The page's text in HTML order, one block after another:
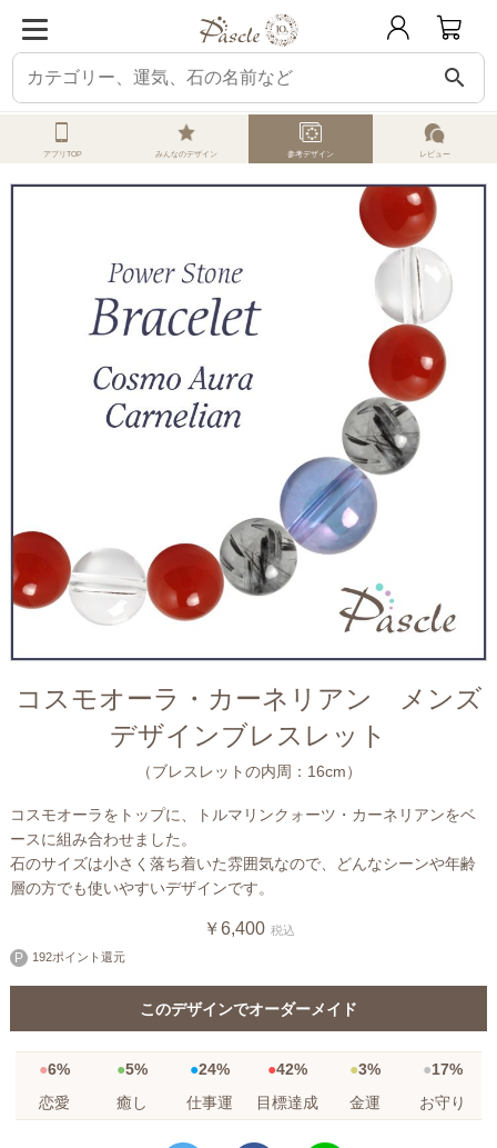
search
ホーム オーダーメイド 参考デザイン コスモオーラ コスモオーラ・カ
アプリTOP みんなのデザイン 参考デザイン レビュー
コスモオーラ・カーネリアン メンズ
デザインブレスレット
（ブレスレットの内周：16cm）
コスモオーラをトップに、トルマリンクォーツ・カーネリアンをベ
ースに組み合わせました。
石のサイズは小さく落ち着いた雰囲気なので、どんなシーンや年齢
層の方でも使いやすいデザインです。
￥6,400 税込
192ポイント還元
このデザインでオーダーメイド
6% 5% 24% 42% 3%
17%
恋愛
癒し 仕事運 目標達成 金運 お守り